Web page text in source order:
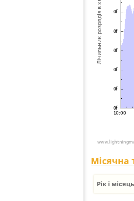
Місячна
Рік і